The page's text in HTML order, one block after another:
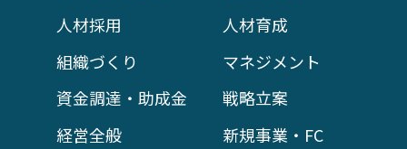
人材採用
人材育成
組織づくり
マネジメント
資金調達・助成金
戦略立案
経営全般
新規事業・FC